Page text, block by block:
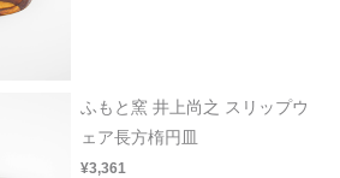
ふもと窯 井上尚之 スリップウ
ェア長方楕円皿
¥3,361